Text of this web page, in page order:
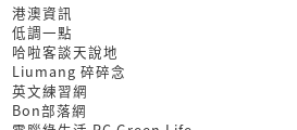
港澳資訊
低調一點
哈啦客談天說地
Liumang 碎碎念
英文練習網
Bon部落網